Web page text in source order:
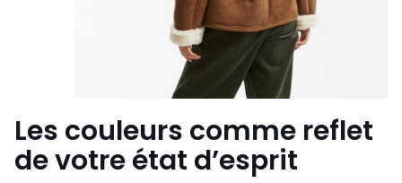
Les couleurs comme reflet
de votre état d’esprit